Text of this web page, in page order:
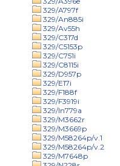
329/A797f
329/An885i
329/Av55h
329/C317d
329/C5153p
329/C751i
329/C8115i
329/D957p
329/E17i
329/F188f
329/F3919i
329/In779a
329/M3662r
329/M3669p
329/M58264p/v.1
329/M58264p/v.2
329/M7648p